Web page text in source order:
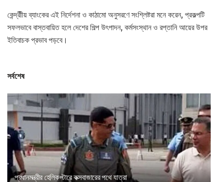
কেন্দ্রীীয় ব্যাংকের এই নির্দেশনা ও কাঠামো অনুসরণে সংশ্লিষ্টরা মনে করেন, প্রকল্পটি
সফলভাবে বাস্তবায়িত হলে দেশের শিল্প উৎপাদন, কর্মসংস্থান ও রপ্তানি আয়ের উপর
ইতিবাচক প্রভাব পড়বে।
সর্বশেষ
প্রধানমন্ত্রীর হেলিকপ্টারে কক্সবাজারের পথে যাত্রা